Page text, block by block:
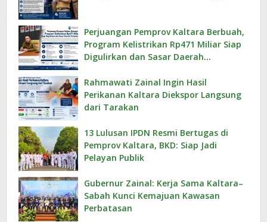
Perjuangan Pemprov Kaltara Berbuah,
Program Kelistrikan Rp471 Miliar Siap
Digulirkan dan Sasar Daerah
Rahmawati Zainal Ingin Hasil
Perikanan Kaltara Diekspor Langsung
dari Tarakan
13 Lulusan IPDN Resmi Bertugas di
Pemprov Kaltara, BKD: Siap Jadi
Pelayan Publik
Gubernur Zainal: Kerja Sama Kaltara–
Sabah Kunci Kemajuan Kawasan
Perbatasan